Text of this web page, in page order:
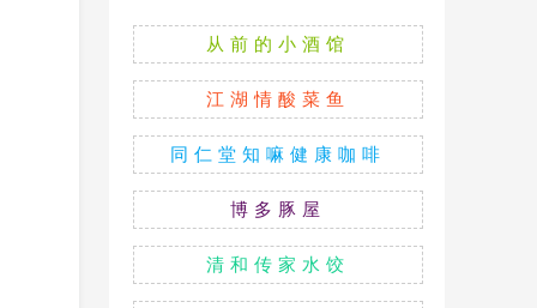
从前的小酒馆
江湖情酸菜鱼
同仁堂知嘛健康咖啡
博多豚屋
清和传家水饺